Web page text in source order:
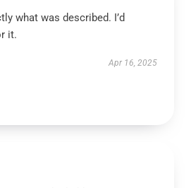
what was described. I’d
it.
Apr 16, 2025